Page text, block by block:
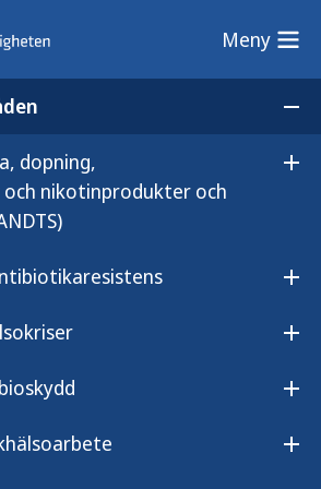
Meny
dopning,
nikotinprodukter och
Meny
innehållet
miljön hur
mår
påverkas av var de bor
vistas i till vardags.